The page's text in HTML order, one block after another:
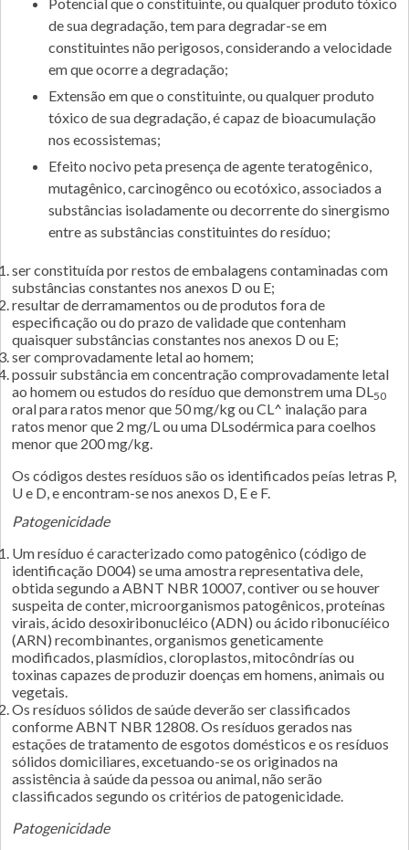
de sua degradação, tem para degradar-se em
constituintes não perigosos, considerando a velocidade
em que ocorre a degradação;
extensão em que o constituinte, ou qualquer produto
tóxico de sua degradação, é capaz de bioacumulação
nos ecossistemas;
efeito nocivo peta presença de agente teratogênico,
mutagênico, carcinogênco ou ecotóxico, associados a
substâncias isoladamente ou decorrente do sinergismo
entre as substâncias constituintes do resíduo;
ser constituída por restos de embalagens contaminadas com
substâncias constantes nos anexos D ou E;
resultar de derramamentos ou de produtos fora de
especificação ou do prazo de validade que contenham
quaisquer substâncias constantes nos anexos D ou E;
ser comprovadamente letal ao homem;
possuir substância em concentração comprovadamente letal
ao homem ou estudos do resíduo que demonstrem uma DL50
oral para ratos menor que 50 mg/kg ou CL^ inalação para
ratos menor que 2 mg/L ou uma DLsodérmica para coelhos
menor que 200 mg/kg.
Os códigos destes resíduos são os identificados peías letras P,
U e D, e encontram-se nos anexos D, E e F.
Patogenicidade
Um resíduo é caracterizado como patogênico (código de
identificação D004) se uma amostra representativa dele,
obtida segundo a ABNT NBR 10007, contiver ou se houver
suspeita de conter, microorganismos patogênicos, proteínas
virais, ácido desoxiribonucléico (ADN) ou ácido ribonucíéico
(ARN) recombinantes, organismos geneticamente
modificados, plasmídios, cloroplastos, mitocôndrías ou
toxinas capazes de produzir doenças em homens, animais ou
vegetais.
Os resíduos sólidos de saúde deverão ser classificados
conforme ABNT NBR 12808. Os resíduos gerados nas
estações de tratamento de esgotos domésticos e os resíduos
sólidos domiciliares, excetuando-se os originados na
assistência à saúde da pessoa ou animal, não serão
classificados segundo os critérios de patogenicidade.
Patogenicidade